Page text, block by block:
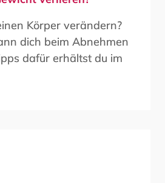
Körper verändern?
dich beim Abnehmen
dafür erhältst du im